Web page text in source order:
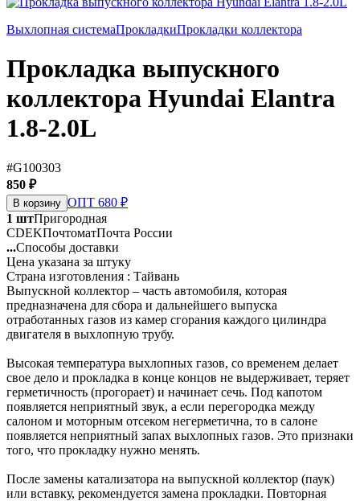
Выхлопная системаПрокладкиПрокладки коллектора
Прокладка выпускного
коллектора Hyundai Elantra
1.8-2.0L
#G100303
850 ₽
В корзину ОПТ 680 ₽
1 штПригородная
CDEKПочтоматПочта России
...Способы доставки
Цена указана за штуку
Страна изготовления : Тайвань
Выпускной коллектор – часть автомобиля, которая
предназначена для сбора и дальнейшего выпуска
отработанных газов из камер сгорания каждого цилиндра
двигателя в выхлопную трубу.
Высокая температура выхлопных газов, со временем делает
свое дело и прокладка в конце концов не выдерживает, теряет
герметичность (прогорает) и начинает сечь. Под капотом
появляется неприятный звук, а если перегородка между
салоном и моторным отсеком негерметична, то в салоне
появляется неприятный запах выхлопных газов. Это признаки
того, что прокладку нужно менять.
После замены катализатора на выпускной коллектор (паук)
или вставку, рекомендуется замена прокладки. Повторная